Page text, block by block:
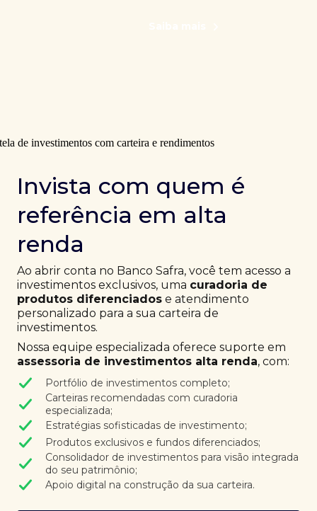
Invista com quem é
referência em alta
renda
Ao abrir conta no Banco Safra, você tem acesso a
investimentos exclusivos, uma curadoria de
produtos diferenciados e atendimento
personalizado para a sua carteira de
investimentos.
Nossa equipe especializada oferece suporte em
assessoria de investimentos alta renda, com:
Portfólio de investimentos completo;
Carteiras recomendadas com curadoria
especializada;
Estratégias sofisticadas de investimento;
Produtos exclusivos e fundos diferenciados;
Consolidador de investimentos para visão integrada
do seu patrimônio;
Apoio digital na construção da sua carteira.